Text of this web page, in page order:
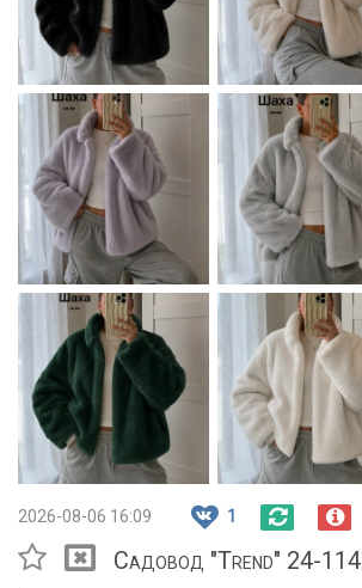
2026-08-06 16:09 1
Садовод "Trend" 24-114